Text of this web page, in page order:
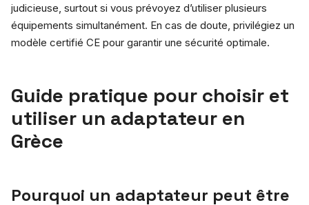
judicieuse, surtout si vous prévoyez d’utiliser plusieurs
équipements simultanément. En cas de doute, privilégiez un
modèle certifié CE pour garantir une sécurité optimale.
Guide pratique pour choisir et
utiliser un adaptateur en
Grèce
Pourquoi un adaptateur peut être